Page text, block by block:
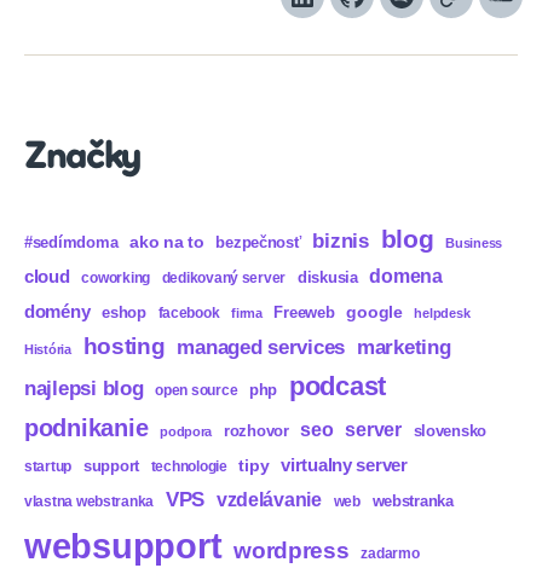
LinkedInGitHubSpotifyApple
Značky
#sedímdoma ako na to bezpečnosť biznis blog Business
cloud coworking dedikovaný server diskusia domena
domény eshop facebook firma Freeweb google helpdesk
História hosting managed services marketing
najlepsi blog open source php podcast
podnikanie podpora rozhovor seo server slovensko
startup support technologie tipy virtualny server
vlastna webstranka VPS vzdelávanie web webstranka
websupport wordpress zadarmo